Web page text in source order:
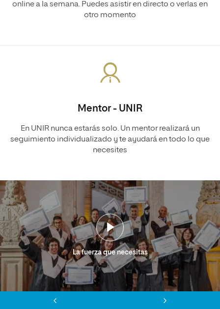
online a la semana. Puedes asistir en directo o verlas en
otro momento
Mentor - UNIR
En UNIR nunca estarás solo. Un mentor realizará un
seguimiento individualizado y te ayudará en todo lo que
necesites
La fuerza que necesitas